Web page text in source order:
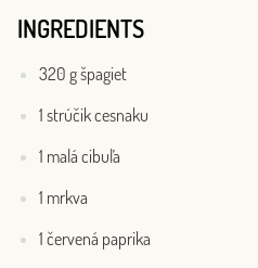
INGREDIENTS
320 g špagiet
1 strúčik cesnaku
1 malá cibuľa
1 mrkva
1 červená paprika